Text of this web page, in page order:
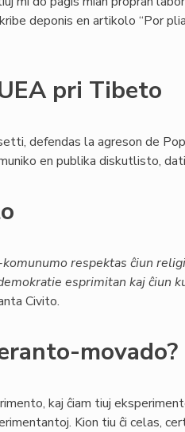
deponis en artikolo “Por
pri Tibeto
defendas la agreson de
en publika diskutlisto,
respektas ĉiun
esprimitan kaj ĉiun
Civito.
movado?
kaj ĉiam tiuj
Kion tiu ĉi celas,